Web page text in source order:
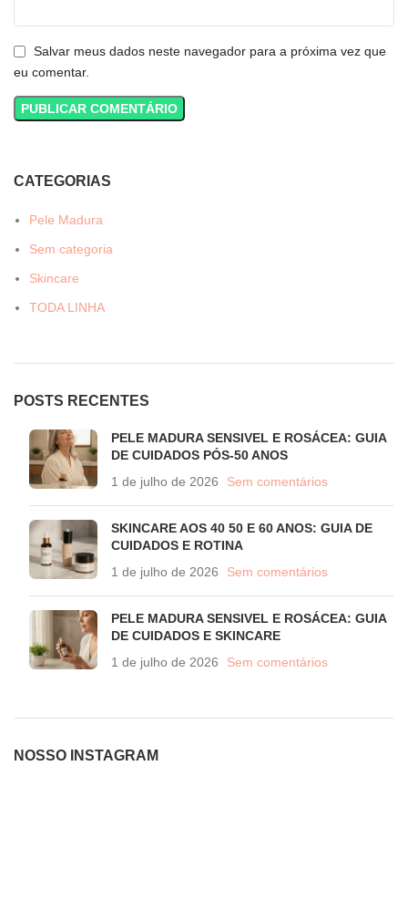
Salvar meus dados neste navegador para a próxima vez que
eu comentar.
CATEGORIAS
Pele Madura
Sem categoria
Skincare
TODA LINHA
POSTS RECENTES
PELE MADURA SENSIVEL E ROSÁCEA: GUIA
DE CUIDADOS PÓS-50 ANOS
1 de julho de 2026
Sem comentários
SKINCARE AOS 40 50 E 60 ANOS: GUIA DE
CUIDADOS E ROTINA
1 de julho de 2026
Sem comentários
PELE MADURA SENSIVEL E ROSÁCEA: GUIA
DE CUIDADOS E SKINCARE
1 de julho de 2026
Sem comentários
NOSSO INSTAGRAM